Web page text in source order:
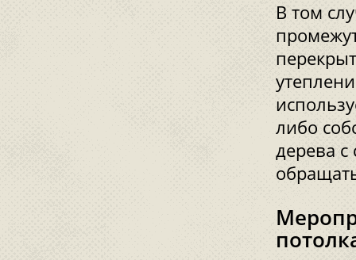
В том
либо
дерева